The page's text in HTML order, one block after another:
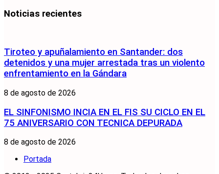
Noticias recientes
Tiroteo y apuñalamiento en Santander: dos
detenidos y una mujer arrestada tras un violento
enfrentamiento en la Gándara
8 de agosto de 2026
EL SINFONISMO INCIA EN EL FIS SU CICLO EN EL
75 ANIVERSARIO CON TECNICA DEPURADA
8 de agosto de 2026
Portada